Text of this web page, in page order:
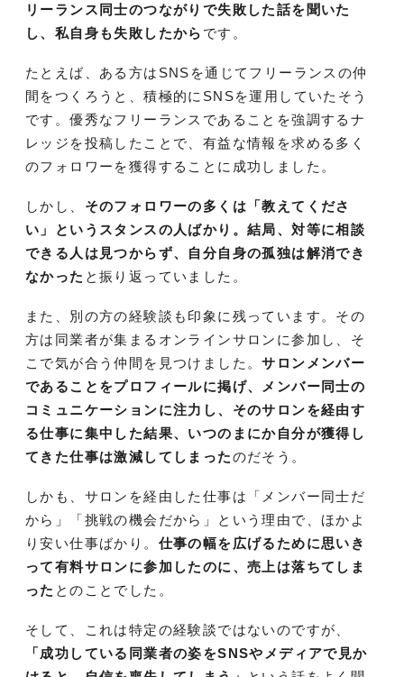
リーランス同士のつながりで失敗した話を聞いた
し、私自身も失敗したから です。
たとえば、ある方はSNSを通じてフリーランスの仲
間をつくろうと、積極的にSNSを運用していたそう
です。優秀なフリーランスであることを強調するナ
レッジを投稿したことで、有益な情報を求める多く
のフォロワーを獲得することに成功しました。
しかし、 そのフォロワーの多くは「教えてくださ
い」というスタンスの人ばかり。結局、対等に相談
できる人は見つからず、自分自身の孤独は解消でき
なかった と振り返っていました。
また、別の方の経験談も印象に残っています。その
方は同業者が集まるオンラインサロンに参加し、そ
こで気が合う仲間を見つけました。サロンメンバー
であることをプロフィールに掲げ、メンバー同士の
コミュニケーションに注力し、そのサロンを経由す
る仕事に集中した結果、いつのまにか自分が獲得し
てきた仕事は激減してしまったのだそう。
しかも、サロンを経由した仕事は「メンバー同士だ
から」「挑戦の機会だから」という理由で、ほかよ
り安い仕事ばかり。 仕事の幅を広げるために思いき
って有料サロンに参加したのに、売上は落ちてしま
った とのことでした。
そして、これは特定の経験談ではないのですが、
「成功している同業者の姿をSNSやメディアで見か